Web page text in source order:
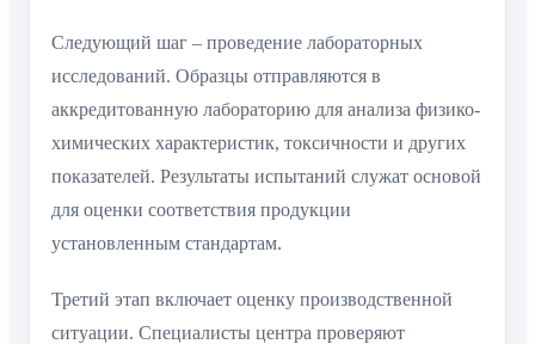
Следующий шаг – проведение лабораторных
исследований. Образцы отправляются в
аккредитованную лабораторию для анализа физико-
химических характеристик, токсичности и других
показателей. Результаты испытаний служат основой
для оценки соответствия продукции
установленным стандартам.
Третий этап включает оценку производственной
ситуации. Специалисты центра проверяют